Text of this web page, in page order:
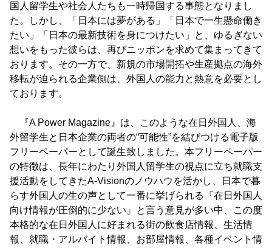
国人留学生や社会人たちも一時帰国する事態となりまし
た。しかし、「日本には夢がある」「日本で一生懸命働き
たい」「日本の最新技術を身につけたい」と、ゆるぎない
想いをもった彼らは、再びニッポンを求めて集まってきて
おります。その一方で、新規の市場開拓や生産拠点の海外
移転が迫られる企業側は、外国人の能力と熱意を必要とし
ております。
『A Power Magazine』は、このような在日外国人、海
外留学生と日本企業の両者の“可能性”を結びつける電子版
フリーペーパーとして誕生致しました。本フリーペーパー
の特徴は、長年にわたり外国人留学生の視点に立ち就職支
援活動をしてきたA-Visionのノウハウを活かし、日本で暮
らす外国人の生の声として一番に挙げられる『在日外国人
向け情報が圧倒的に少ない』と言う意見が多い中、この度
本格的な在日外国人に好まれる街の飲食店情報、生活情
報、就職・アルバイト情報、お部屋情報、各種イベント情